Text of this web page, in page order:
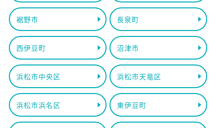
裾野市 長泉町
西伊豆町 沼津市
浜松市中央区 浜松市天竜区
浜松市浜名区 東伊豆町